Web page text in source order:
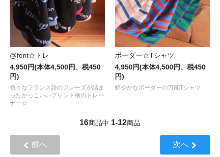
@font☆トレ
4,950円(本体4,500円、税450
円)
色々なフランス語のフレーズが詰ま
ったかっこいいプリント柄のトレー
ナー☆
ボーダー☆Tシャツ
4,950円(本体4,500円、税450
円)
鮮やかなボーダーの万能Tシャツ
16商品中 1-12商品
前へ 次へ